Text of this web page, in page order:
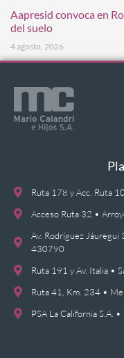
Aapresid convoca en
del suelo
4 agosto, 2026
Ruta 178 y Acc. Ruta
Acceso Ruta 32 •
Av. Rodríguez
430790
Ruta 191 y Av. Italia •
Ruta 41, Km. 234 •
PSA La California